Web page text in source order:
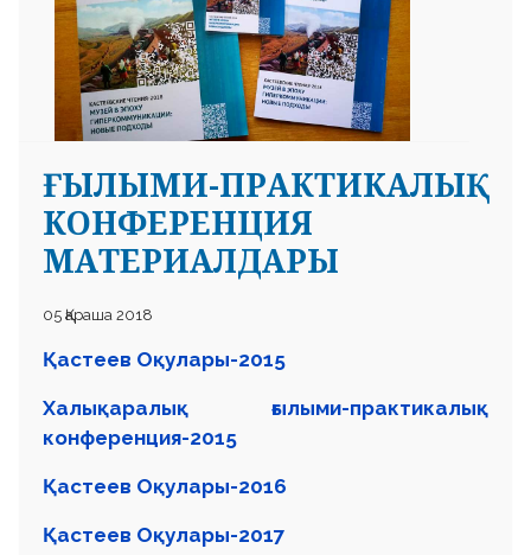
ҒЫЛЫМИ-ПРАКТИКАЛЫҚ
КОНФЕРЕНЦИЯ
МАТЕРИАЛДАРЫ
05 Қараша 2018
Қастеев Оқулары-2015
Халықаралық ғылыми-практикалық
конференция-2015
Қастеев Оқулары-2016
Қастеев Оқулары-2017